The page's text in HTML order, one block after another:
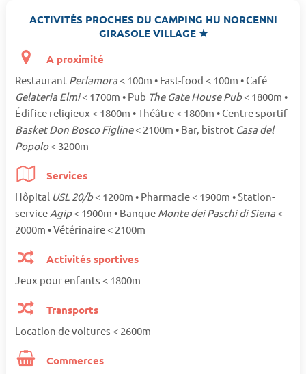
ACTIVITÉS PROCHES DU CAMPING HU NORCENNI
GIRASOLE VILLAGE ★
A proximité
Restaurant Perlamora < 100m • Fast-food < 100m • Café
Gelateria Elmi< 1700m • Pub The Gate House Pub< 1800m •
Édifice religieux < 1800m • Théâtre < 1800m • Centre sportif
Basket Don Bosco Figline< 2100m • Bar, bistrot Casa del
Popolo< 3200m
Services
Hôpital USL 20/b< 1200m • Pharmacie < 1900m • Station-
service Agip< 1900m • Banque Monte dei Paschi di Siena <
2000m • Vétérinaire < 2100m
Activités sportives
Jeux pour enfants < 1800m
Transports
Location de voitures < 2600m
Commerces